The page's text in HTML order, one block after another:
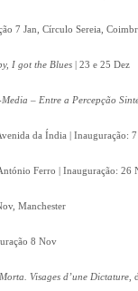
7 Jan, Círculo Sereia,
I got the Blues | 23 e 25 Dez
– Entre a Percepção
da Índia | Inauguração:
Ferro | Inauguração: 26
Manchester
8 Nov
Visages d’une Dictature